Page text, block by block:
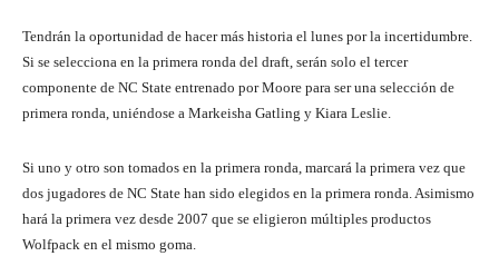
Tendrán la oportunidad de hacer más historia el lunes por la incertidumbre.
Si se selecciona en la primera ronda del draft, serán solo el tercer
componente de NC State entrenado por Moore para ser una selección de
primera ronda, uniéndose a Markeisha Gatling y Kiara Leslie.
Si uno y otro son tomados en la primera ronda, marcará la primera vez que
dos jugadores de NC State han sido elegidos en la primera ronda. Asimismo
hará la primera vez desde 2007 que se eligieron múltiples productos
Wolfpack en el mismo goma.